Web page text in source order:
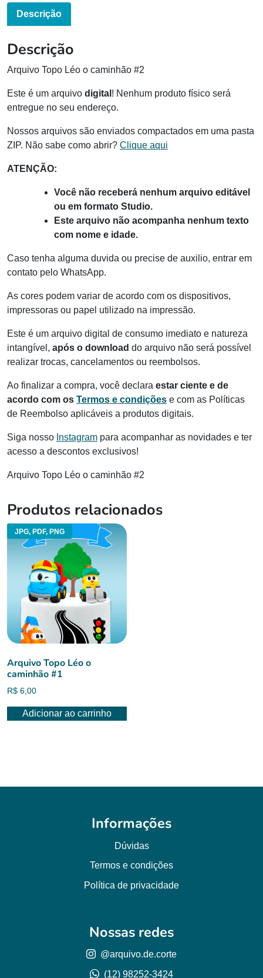
Descrição
Descrição
Arquivo Topo Léo o caminhão #2
Este é um arquivo digital ! Nenhum produto físico será
entregue no seu endereço.
Nossos arquivos são enviados compactados em uma pasta
ZIP. Não sabe como abrir? Clique aqui
ATENÇÃO:
Você não receberá nenhum arquivo editável
ou em formato Studio.
Este arquivo não acompanha nenhum texto
com nome e idade.
Caso tenha alguma duvida ou precise de auxilio, entrar em
contato pelo WhatsApp.
As cores podem variar de acordo com os dispositivos,
impressoras ou papel utilizado na impressão.
Este é um arquivo digital de consumo imediato e natureza
intangível, após o download do arquivo não será possível
realizar trocas, cancelamentos ou reembolsos.
Ao finalizar a compra, você declara estar ciente e de
acordo com os Termos e condições e com as Políticas
de Reembolso aplicáveis a produtos digitais.
Siga nosso Instagram para acompanhar as novidades e ter
acesso a descontos exclusivos!
Arquivo Topo Léo o caminhão #2
Produtos relacionados
JPG, PDF, PNG
Arquivo Topo Léo o
caminhão #1
R$ 6,00
Adicionar ao carrinho
Informações
Dúvidas
Termos e condições
Política de privacidade
Nossas redes
@arquivo.de.corte
(12) 98252-3424